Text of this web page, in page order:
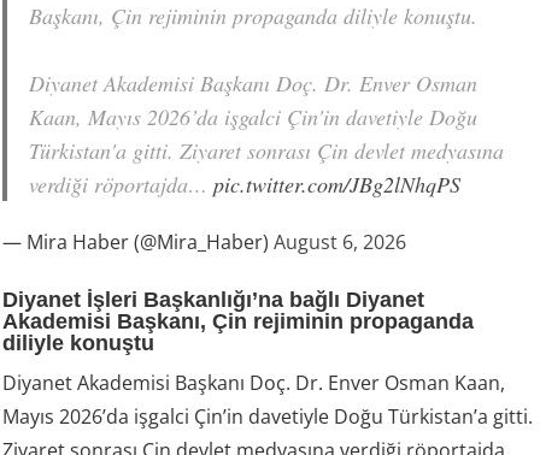
Başkanı, Çin rejiminin propaganda diliyle konuştu.
Diyanet Akademisi Başkanı Doç. Dr. Enver Osman
Kaan, Mayıs 2026’da işgalci Çin'in davetiyle Doğu
Türkistan'a gitti. Ziyaret sonrası Çin devlet medyasına
verdiği röportajda…pic.twitter.com/JBg2lNhqPS
— Mira Haber (@Mira_Haber)August 6, 2026
Diyanet İşleri Başkanlığı’na bağlı Diyanet
Akademisi Başkanı, Çin rejiminin propaganda
diliyle konuştu
Diyanet Akademisi Başkanı Doç. Dr. Enver Osman Kaan,
Mayıs 2026’da işgalci Çin’in davetiyle Doğu Türkistan’a gitti.